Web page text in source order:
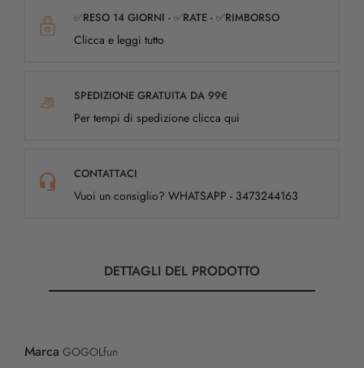
✅RESO 14 GIORNI - ✅RATE - ✅RIMBORSO
Clicca e leggi tutto
SPEDIZIONE GRATUITA DA 99€
Per tempi di spedizione clicca qui
CONTATTACI
Vuoi un consiglio? WHATSAPP - 3473244163
DETTAGLI DEL PRODOTTO
Marca GOGOLfun